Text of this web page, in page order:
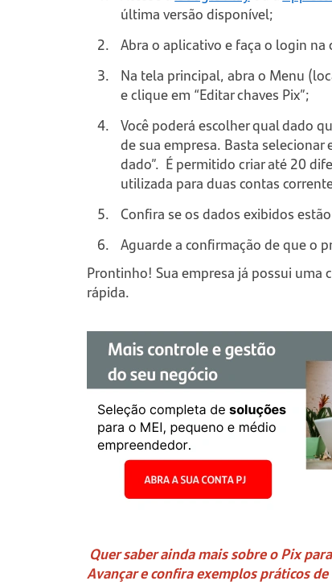
última versão disponível;
Abra o aplicativo e faça o login
Na tela principal, abra o Menu
e clique em “Editar chaves Pix”;
Você poderá escolher qual dado
de sua empresa. Basta selecionar
dado”. É permitido criar até 20
utilizada para duas contas
Confira se os dados exibidos
Aguarde a confirmação de que o
Prontinho! Sua empresa já possui uma
rápida.
Quer saber ainda mais sobre o Pix
Avançar e confira exemplos práticos